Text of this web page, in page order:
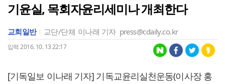
기윤실, 목회자윤리세미나 개최한다
교회일반 교단/단체 이나래 기자 press@cdaily.co.kr
입력 2016. 10. 13 22:17
[기독일보 이나래 기자] 기독교윤리실천운동(이사장 홍